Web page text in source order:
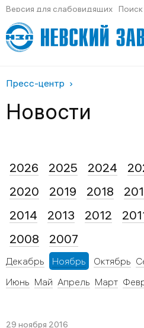
Версия для слабовидящих Поиск
Пресс-центр
Новости
2026 2025 2024
2020
2019 2018
Декабрь Ноябрь Октябрь
Июнь Май Апрель Март
2014
2013 2012
2008
2007
29 ноября 2016